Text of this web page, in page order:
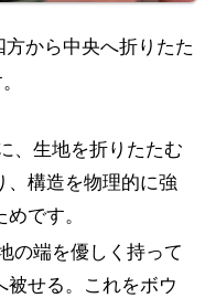
から中央へ折りたた
、生地を折りたたむ
、構造を物理的に強
です。
の端を優しく持って
被せる。これをボウ